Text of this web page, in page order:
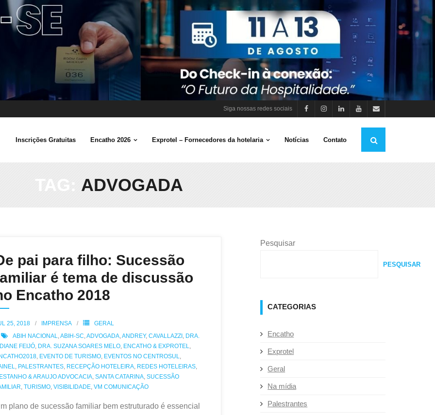
Siga nossas redes sociais
Inscrições Gratuitas Encatho 2026 Exprotel – Fornecedores da hotelaria Notícias Contato
TAG: ADVOGADA
pai para filho: Sucessão
é tema de discussão
Encatho 2018
25, 2018 IMPRENSA
GERAL
ABIH NACIONAL,ABIH-SC,ADVOGADA,ANDREY, CAVALLAZZI , DRA.
FEIJÓ, DRA. SUZANA SOARES MELO, ENCATHO & EXPROTEL,
, EVENTO DE TURISMO, EVENTOS NO CENTROSUL,
, PALESTRANTES, RECEPÇÃO HOTELEIRA, REDES HOTELEIRAS,
& ARAUJO ADVOCACIA, SANTA CATARINA, SUCESSÃO
, TURISMO, VISIBILIDADE, VM COMUNICAÇÃO
plano de sucessão familiar bem estruturado é essencial
Pesquisar
PESQUISAR
CATEGORIAS
Encatho
Exprotel
Geral
Na mídia
Palestrantes